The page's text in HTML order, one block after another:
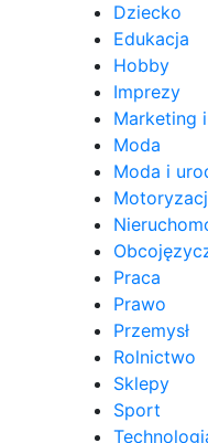
Dziecko
Edukacja
Hobby
Imprezy
Marketing
Moda
Moda i
Praca
Prawo
Przemysł
Rolnictwo
Sklepy
Sport